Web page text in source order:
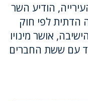
הודיע השר
הדתית לפי חוק
אושר מינויו
עם ששת החברים